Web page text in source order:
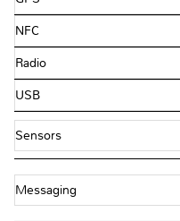
NFC
Radio
USB
Sensors
Messaging